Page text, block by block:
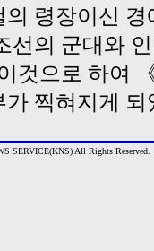
령장이신
선의 군대와
것으로 하여
찍혀지게 되
SERVICE(KNS) All Rights Reserved.